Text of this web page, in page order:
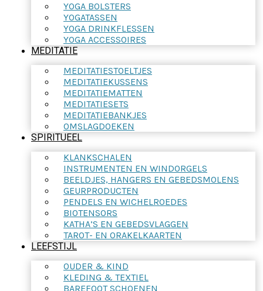
YOGA BOLSTERS
YOGATASSEN
YOGA DRINKFLESSEN
YOGA ACCESSOIRES
MEDITATIE
MEDITATIESTOELTJES
MEDITATIEKUSSENS
MEDITATIEMATTEN
MEDITATIESETS
MEDITATIEBANKJES
OMSLAGDOEKEN
SPIRITUEEL
KLANKSCHALEN
INSTRUMENTEN EN WINDORGELS
BEELDJES, HANGERS EN GEBEDSMOLENS
GEURPRODUCTEN
PENDELS EN WICHELROEDES
BIOTENSORS
KATHA’S EN GEBEDSVLAGGEN
TAROT- EN ORAKELKAARTEN
LEEFSTIJL
OUDER & KIND
KLEDING & TEXTIEL
BAREFOOT SCHOENEN